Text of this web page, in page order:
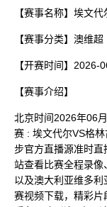
【赛事名称】 埃文代
【赛事分类】 澳维超
【开赛时间】 2026-
【赛事介绍】
北京时间2026年06
赛 : 埃文代尔VS格
步官方直播源准时
站查看比赛全程录像
以及澳大利亚维多
赛视频下载，精彩